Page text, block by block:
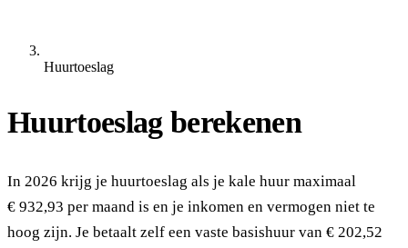
Huurtoeslag
Huurtoeslag berekenen
In 2026 krijg je huurtoeslag als je kale huur maximaal
€ 932,93 per maand is en je inkomen en vermogen niet te
hoog zijn. Je betaalt zelf een vaste basishuur van € 202,52